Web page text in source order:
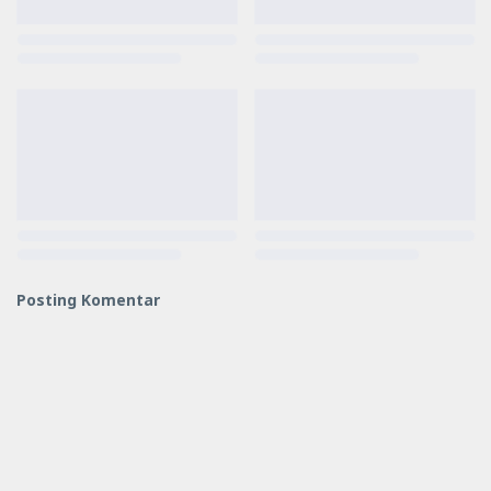
Posting Komentar